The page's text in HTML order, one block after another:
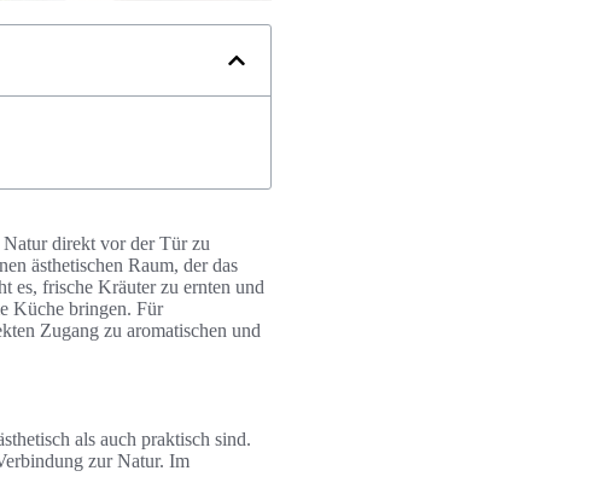
direkt vor der Tür zu
ästhetischen Raum, der das
es, frische Kräuter zu ernten und
Küche bringen. Für
Zugang zu aromatischen und
als auch praktisch sind.
zur Natur. Im